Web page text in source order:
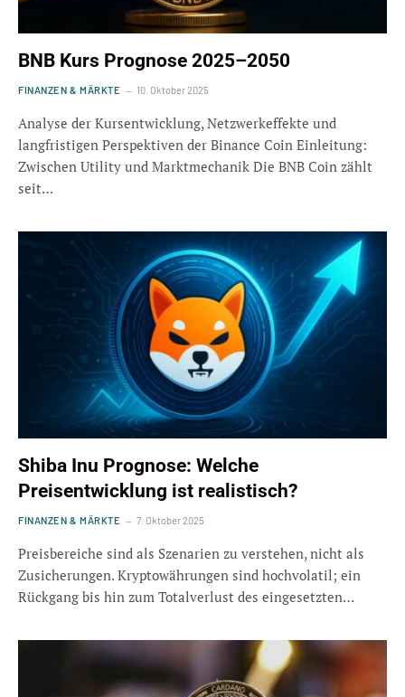
BNB Kurs Prognose 2025–2050
FINANZEN & MÄRKTE 10. Oktober 2025
Analyse der Kursentwicklung, Netzwerkeffekte und
langfristigen Perspektiven der Binance Coin Einleitung:
Zwischen Utility und Marktmechanik Die BNB Coin zählt
seit…
Shiba Inu Prognose: Welche
Preisentwicklung ist realistisch?
FINANZEN & MÄRKTE 7. Oktober 2025
Preisbereiche sind als Szenarien zu verstehen, nicht als
Zusicherungen. Kryptowährungen sind hochvolatil; ein
Rückgang bis hin zum Totalverlust des eingesetzten…